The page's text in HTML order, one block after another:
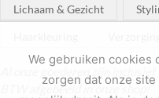
Lichaam & Gezicht
Al onze goederen zijn inclusief
BTW afgebeeld in onze shop!
We gebruiken cookies
zorgen dat onze